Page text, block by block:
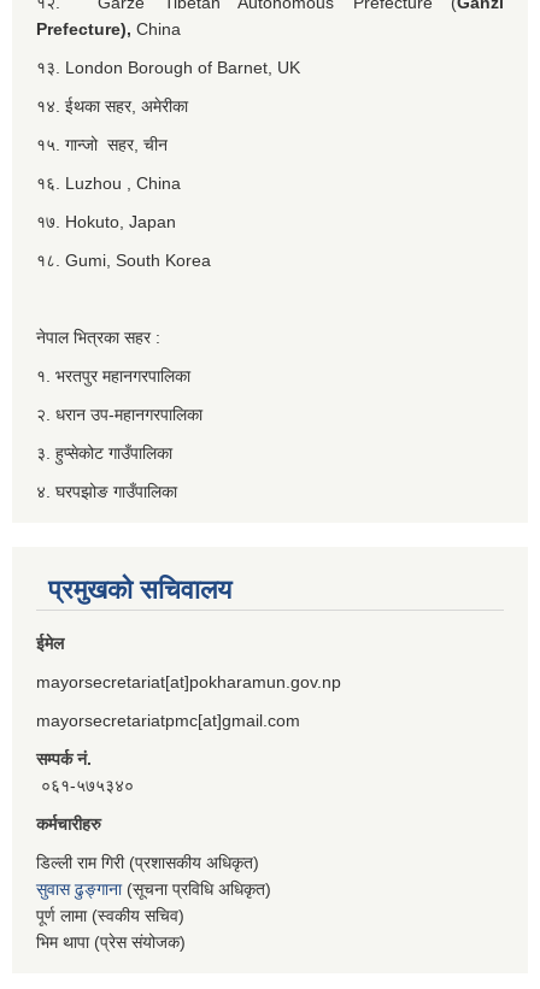
Prefecture), China
१३. London Borough of Barnet, UK
१४. ईथका सहर, अमेरीका
१५. गान्जो सहर, चीन
१६. Luzhou , China
१७. Hokuto, Japan
१८. Gumi, South Korea
नेपाल भित्रका सहर :
१. भरतपुर महानगरपालिका
२. धरान उप-महानगरपालिका
३. हुप्सेकोट गाउँपालिका
४. घरपझोङ गाउँपालिका
प्रमुखको सचिवालय
ईमेल
mayorsecretariat[at]pokharamun.gov.np
mayorsecretariatpmc[at]gmail.com
सम्पर्क नं.
०६१-५७५३४०
कर्मचारीहरु
डिल्ली राम गिरी (प्रशासकीय अधिकृत)
सुवास ढुङ्गाना(सूचना प्रविधि अधिकृत)
पूर्ण लामा (स्वकीय सचिव)
भिम थापा (प्रेस संयोजक)